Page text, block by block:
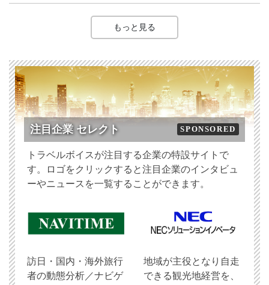
もっと見る
注目企業 セレクト SPONSORED
トラベルボイスが注目する企業の特設サイトで
す。ロゴをクリックすると注目企業のインタビュ
ーやニュースを一覧することができます。
訪日・国内・海外旅行
者の動態分析／ナビゲ
地域が主役となり自走
できる観光地経営を、